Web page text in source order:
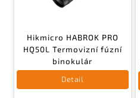
Hikmicro HABROK PRO
HQ50L Termovizní fúzní
binokulár
Detail